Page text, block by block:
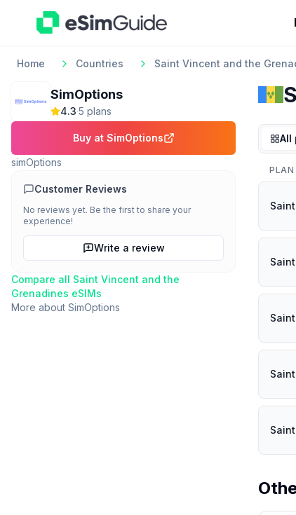
Home Countries Saint Vincent and the
SimOptions
4.3·5 plans
Buy at SimOptions
simOptions
Customer Reviews
No reviews yet. Be the first to share your
experience!
Write a review
Compare all Saint Vincent and the
Grenadines eSIMs
More about SimOptions
All
PLAN